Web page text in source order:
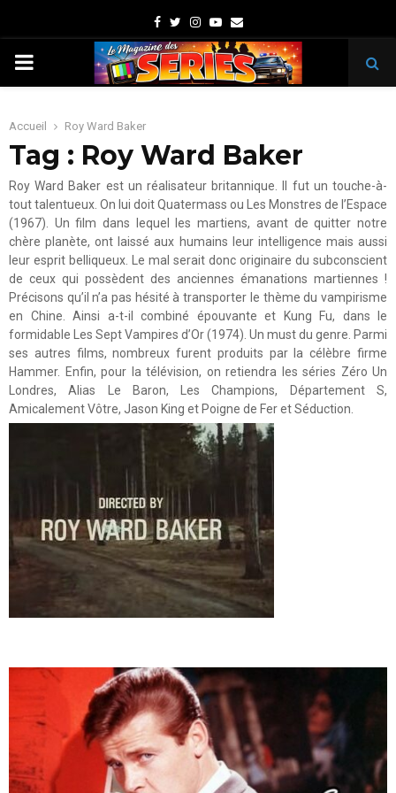
Facebook
TwitterInstagram
Youtube
Email
PRIMARY
Accueil Roy Ward Baker
Tag : Roy Ward Baker
Roy Ward Baker est un réalisateur britannique. Il fut un touche-à-
tout talentueux. On lui doit Quatermass ou Les Monstres de l’Espace
(1967). Un film dans lequel les martiens, avant de quitter notre
chère planète, ont laissé aux humains leur intelligence mais aussi
leur esprit belliqueux. Le mal serait donc originaire du subconscient
de ceux qui possèdent des anciennes émanations martiennes !
Précisons qu’il n’a pas hésité à transporter le thème du vampirisme
en Chine. Ainsi a-t-il combiné épouvante et Kung Fu, dans le
formidable Les Sept Vampires d’Or (1974). Un must du genre. Parmi
ses autres films, nombreux furent produits par la célèbre firme
Hammer. Enfin, pour la télévision, on retiendra les séries Zéro Un
Londres, Alias Le Baron, Les Champions, Département S,
Amicalement Vôtre, Jason King et Poigne de Fer et Séduction.